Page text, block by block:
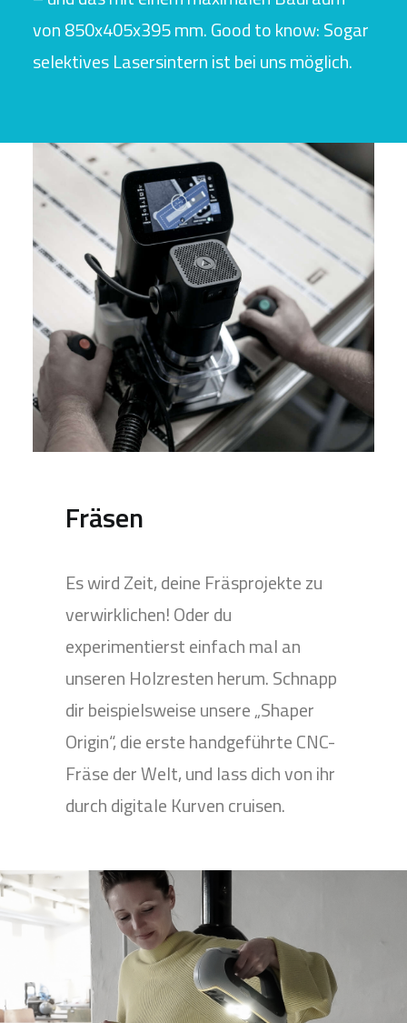
von 850x405x395 mm. Good to know: Sogar
selektives Lasersintern ist bei uns möglich.
Fräsen
Es wird Zeit, deine Fräsprojekte zu
verwirklichen! Oder du
experimentierst einfach mal an
unseren Holzresten herum. Schnapp
dir beispielsweise unsere „Shaper
Origin“, die erste handgeführte CNC-
Fräse der Welt, und lass dich von ihr
durch digitale Kurven cruisen.